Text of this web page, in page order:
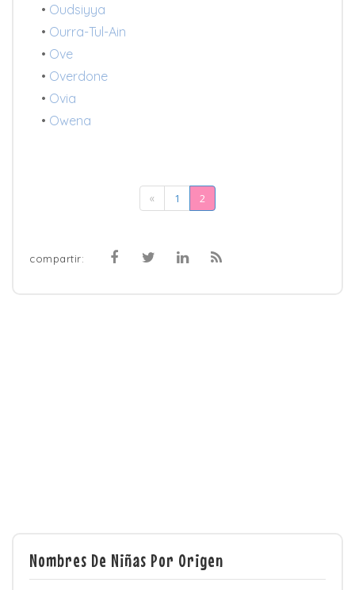
• Oudsiyya
• Ourra-Tul-Ain
• Ove
• Overdone
• Ovia
• Owena
« 1 2
compartir:
Nombres De Niñas Por Origen